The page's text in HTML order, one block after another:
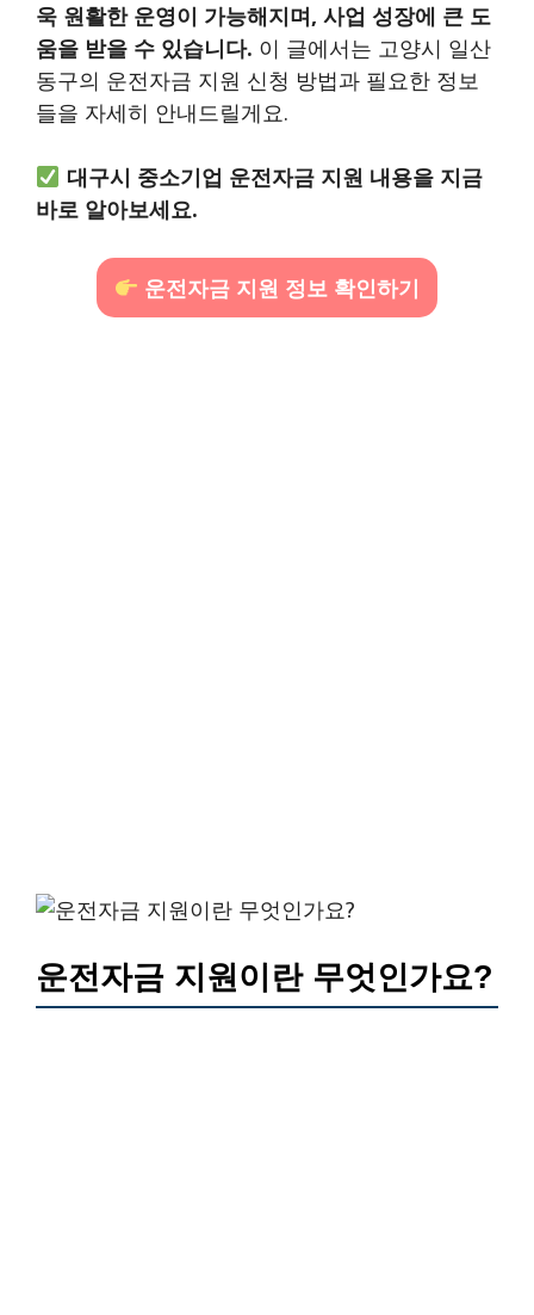
욱 원활한 운영이 가능해지며, 사업 성장에 큰 도
움을 받을 수 있습니다. 이 글에서는 고양시 일산
동구의 운전자금 지원 신청 방법과 필요한 정보
들을 자세히 안내드릴게요.
대구시 중소기업 운전자금 지원 내용을 지금
바로 알아보세요.
운전자금 지원 정보 확인하기
운전자금 지원이란 무엇인가요?